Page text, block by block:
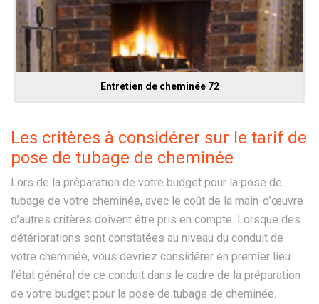
Entretien de cheminée 72
Les critères à considérer sur le tarif de
pose de tubage de cheminée
Lors de la préparation de votre budget pour la pose de
tubage de votre cheminée, avec le coût de la main-d’œuvre
d’autres critères doivent être pris en compte. Lorsque des
détériorations sont constatées au niveau du conduit de
votre cheminée, vous devriez considérer en premier lieu
l’état général de ce conduit dans le cadre de la préparation
de votre budget pour la pose de tubage de cheminée.